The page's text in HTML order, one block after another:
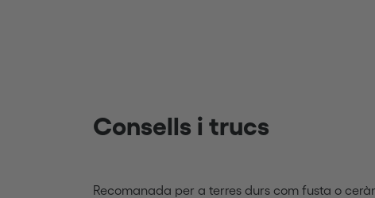
Consells i trucs
Recomanada per a terres durs com fusta o